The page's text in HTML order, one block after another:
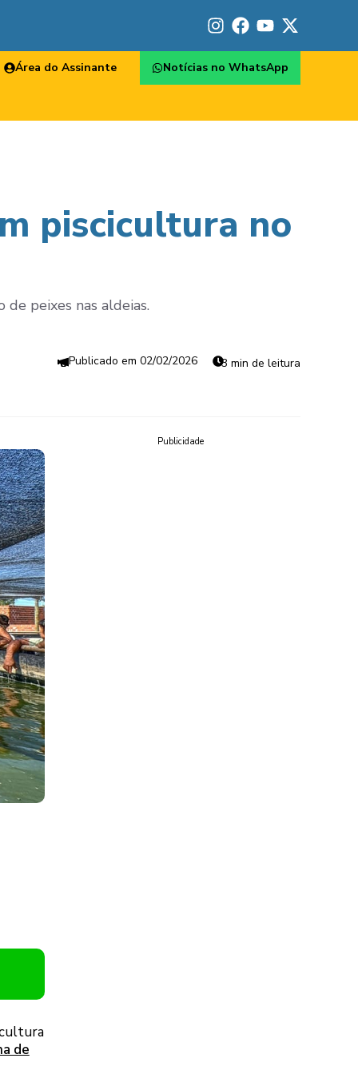
Área do Assinante Notícias no WhatsApp
piscicultura no
peixes nas aldeias.
02/02/2026 3 min de leitura
de
Publicidade